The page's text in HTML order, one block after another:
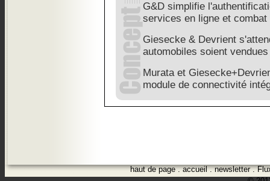
G&D simplifie
services en ligne et
Giesecke & Devrient
automobiles soient vendues
Murata et
module de connectivité
haut de page.accueil.newsletter.